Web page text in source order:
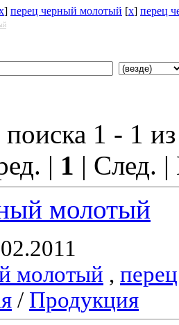
] перец черный молотый [x] перец
поиска 1 - 1
| 1 | След.
молотый
молотый , перец
/ Продукция